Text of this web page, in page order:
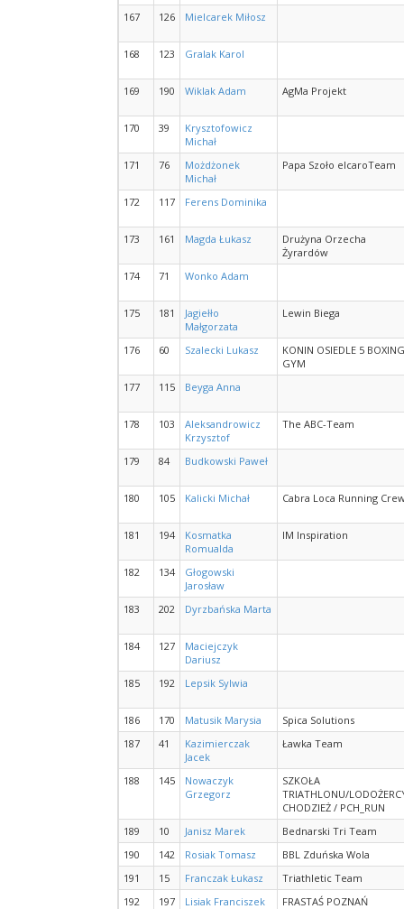
167 126 Mielcarek Miłosz
168 123 Gralak Karol
169 190 Wiklak Adam AgMa Projekt
170 39
Krysztofowicz
Michał
171
76
Możdżonek
Michał
Papa Szoło elcaroTeam
172 117 Ferens Dominika
173 161 Magda Łukasz
Drużyna Orzecha
Żyrardów
174
71 Wonko Adam
175 181
Jagiełło
Małgorzata
Lewin Biega
176 60 Szalecki Lukasz
KONIN OSIEDLE 5 BOXING
GYM
177
115 Beyga Anna
178 103
Aleksandrowicz
Krzysztof
The ABC-Team
179 84 Budkowski Paweł
180 105 Kalicki Michał Cabra Loca Running
181 194
Kosmatka
Romualda
IM Inspiration
182 134
Głogowski
Jarosław
183
202 Dyrzbańska Marta
184 127
Maciejczyk
Dariusz
185
192 Lepsik Sylwia
186 170 Matusik Marysia
Spica Solutions
187
41
Kazimierczak
Jacek
Ławka Team
188 145
Nowaczyk
Grzegorz
SZKOŁA
TRIATHLONU/
CHODZIEŻ / PCH_RUN
189
10 Janisz Marek
Bednarski Tri Team
190
142 Rosiak Tomasz
BBL Zduńska Wola
191
15 Franczak Łukasz
Triathletic Team
192
197 Lisiak Franciszek
FRASTAŚ POZNAŃ